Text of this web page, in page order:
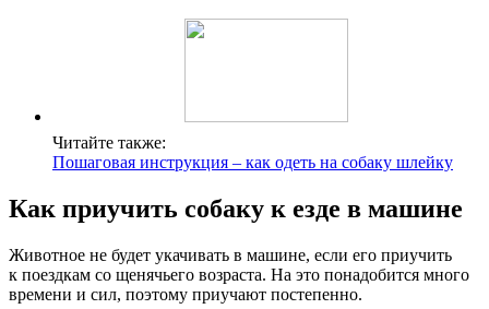
Читайте также:
Пошаговая инструкция – как одеть на собаку шлейку
Как приучить собаку к езде в машине
Животное не будет укачивать в машине, если его приучить
к поездкам со щенячьего возраста. На это понадобится много
времени и сил, поэтому приучают постепенно.